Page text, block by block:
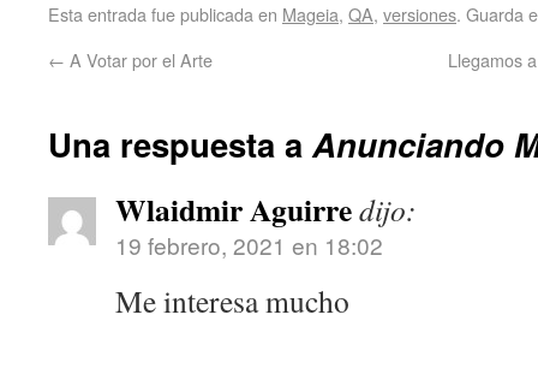
Esta entrada fue publicada en Mageia, QA, versiones. Guarda
← A Votar por el Arte Llegamos
Una respuesta aAnunciando
Wlaidmir Aguirredijo:
19 febrero, 2021 en 18:02
Me interesa mucho